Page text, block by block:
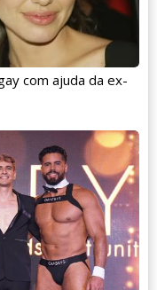
com ajuda da ex-